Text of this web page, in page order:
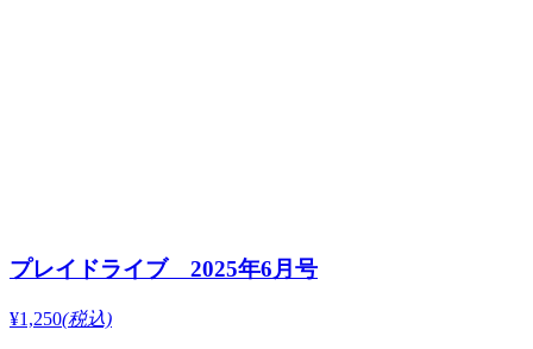
プレイドライブ 2025年6月号
¥1,250(税込)